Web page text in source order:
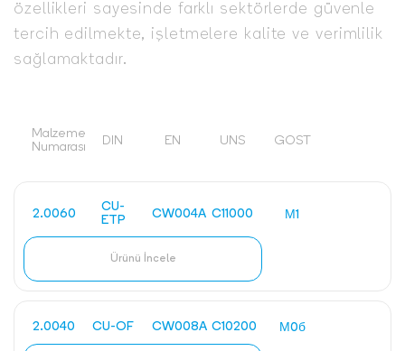
özellikleri sayesinde farklı sektörlerde güvenle
tercih edilmekte, işletmelere kalite ve verimlilik
sağlamaktadır.
Malzeme
Numarası
DIN EN UNS GOST
2.0060
CU-
ETP
CW004A C11000 М1
Ürünü İncele
2.0040 CU-OF CW008A C10200 М0б